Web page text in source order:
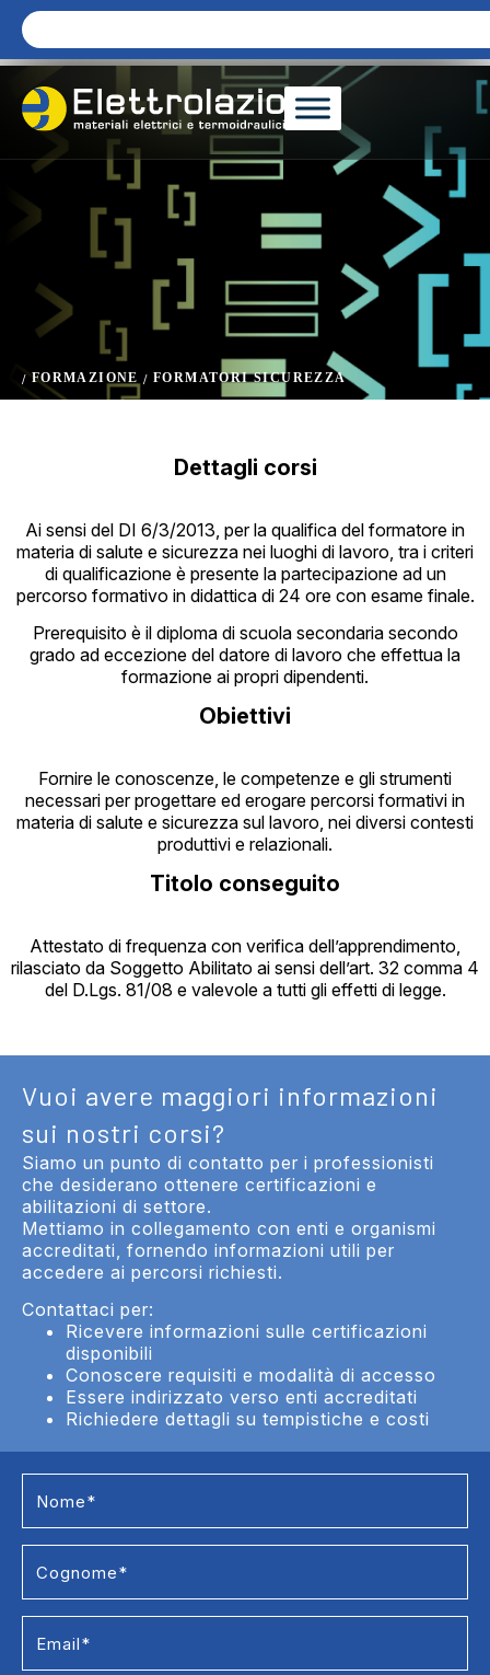
/ FORMAZIONE / FORMATORI SICUREZZA
Dettagli corsi
Ai sensi del DI 6/3/2013, per la qualifica del formatore in
materia di salute e sicurezza nei luoghi di lavoro, tra i criteri
di qualificazione è presente la partecipazione ad un
percorso formativo in didattica di 24 ore con esame finale.
Prerequisito è il diploma di scuola secondaria secondo
grado ad eccezione del datore di lavoro che effettua la
formazione ai propri dipendenti.
Obiettivi
Fornire le conoscenze, le competenze e gli strumenti
necessari per progettare ed erogare percorsi formativi in
materia di salute e sicurezza sul lavoro, nei diversi contesti
produttivi e relazionali.
Titolo conseguito
Attestato di frequenza con verifica dell’apprendimento,
rilasciato da Soggetto Abilitato ai sensi dell’art. 32 comma 4
del D.Lgs. 81/08 e valevole a tutti gli effetti di legge.
Vuoi avere maggiori informazioni
sui nostri corsi?
Siamo un punto di contatto per i professionisti
che desiderano ottenere certificazioni e
abilitazioni di settore.
Mettiamo in collegamento con enti e organismi
accreditati, fornendo informazioni utili per
accedere ai percorsi richiesti.
Contattaci per:
Ricevere informazioni sulle certificazioni
disponibili
Conoscere requisiti e modalità di accesso
Essere indirizzato verso enti accreditati
Richiedere dettagli su tempistiche e costi